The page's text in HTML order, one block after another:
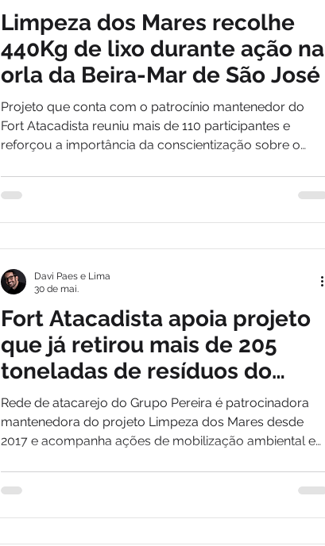
Limpeza dos Mares recolhe
440Kg de lixo durante ação na
orla da Beira-Mar de São José
Projeto que conta com o patrocínio mantenedor do
Fort Atacadista reuniu mais de 110 participantes e
reforçou a importância da conscientização sobre o
Fort Atacadista apoia projeto
que já retirou mais de 205
toneladas de resíduos do
litoral catarinense
Rede de atacarejo do Grupo Pereira é patrocinadora
mantenedora do projeto Limpeza dos Mares desde
2017 e acompanha ações de mobilização ambiental em
Davi Paes e Lima
30 de mai.